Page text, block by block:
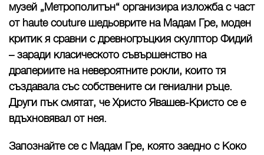
музей „Метрополитън“ организира изложба с част
от haute couture шедьоврите на Мадам Гре, моден
критик я сравни с древногръцкия скулптор Фидий
– заради класическото съвършенство на
драпериите на невероятните рокли, които тя
създавала със собствените си гениални ръце.
Други пък смятат, че Христо Явашев-Кристо се е
вдъхновявал от нея.
Запознайте се с Мадам Гре, която заедно с Коко